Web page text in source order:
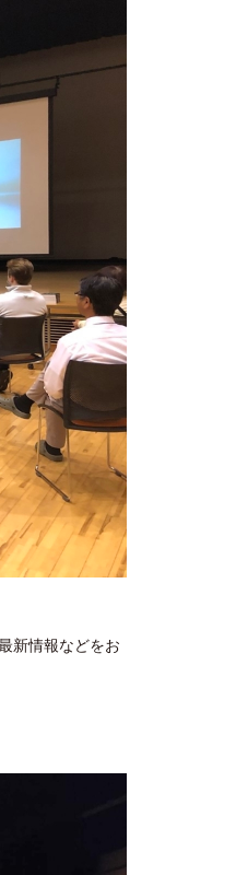
新情報などをお